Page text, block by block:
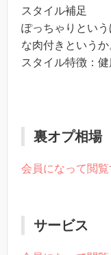
スタイル補足
ぽっちゃりとい
な肉付きという
スタイル特徴：健
裏オプ相場
会員になって閲覧
サービス